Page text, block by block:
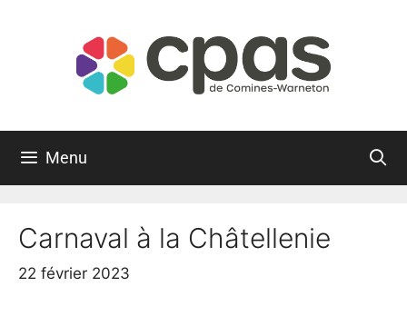
Menu
Carnaval à la Châtellenie
22 février 2023